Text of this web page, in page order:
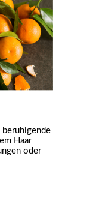
beruhigende
Haar
oder